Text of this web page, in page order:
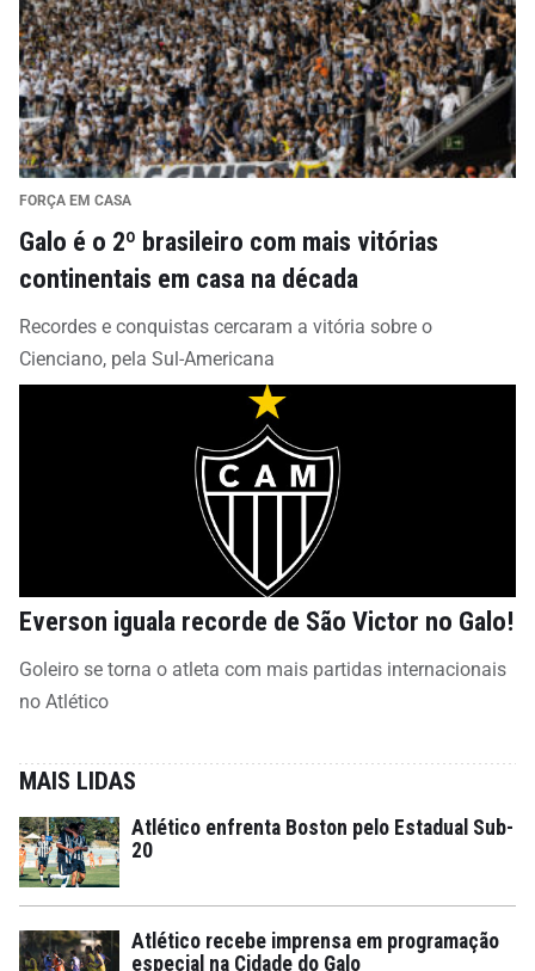
FORÇA EM CASA
Galo é o 2º brasileiro com mais vitórias
continentais em casa na década
Recordes e conquistas cercaram a vitória sobre o
Cienciano, pela Sul-Americana
Everson iguala recorde de São Victor no Galo!
Goleiro se torna o atleta com mais partidas internacionais
no Atlético
MAIS LIDAS
Atlético enfrenta Boston pelo Estadual Sub-
20
Atlético recebe imprensa em programação
especial na Cidade do Galo